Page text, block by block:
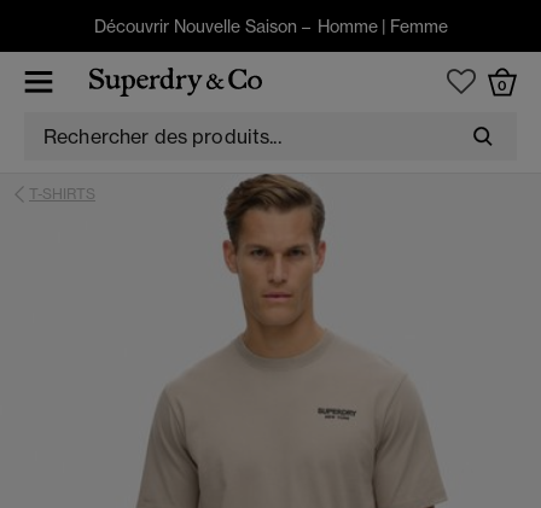
Découvrir Nouvelle Saison – Homme| Femme
0
T-SHIRTS